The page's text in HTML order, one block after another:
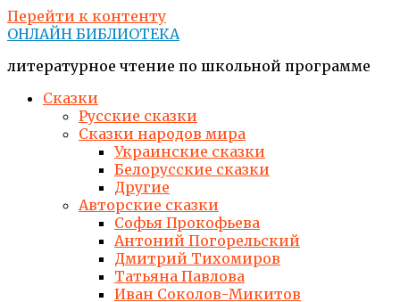
Перейти к контенту
ОНЛАЙН БИБЛИОТЕКА
литературное чтение по школьной программе
Сказки
Русские сказки
Сказки народов мира
Украинские сказки
Белорусские сказки
Другие
Авторские сказки
Софья Прокофьева
Антоний Погорельский
Дмитрий Тихомиров
Татьяна Павлова
Иван Соколов-Микитов